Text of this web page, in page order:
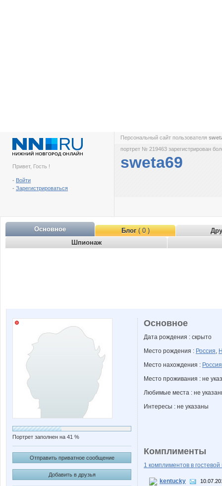
Привет, Гость !
- Войти
- Зарегистрироваться
Персональный сайт пользователя
портрет № 219463 зарегистрирован
sweta69
Основное Блог( 0 )
Шпионаж
Портрет заполнен на 41 %
Отправить приватное сообщение
Добавить в друзья
Основное
Дата рождения : скрыто
Место рождения : Россия,
Место нахождения : Россия
Место проживания : не
Любимые места : не
Интересы : не указаны
Комплименты
1 комплиментов в гостевой
kentucky